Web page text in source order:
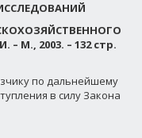
М., 2003. – 132 стр.
по дальнейшему
в силу Закона